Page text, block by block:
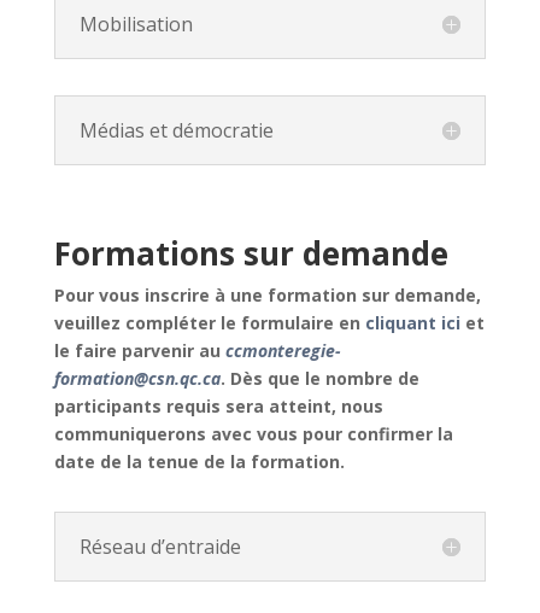
Mobilisation
Médias et démocratie
Formations sur demande
Pour vous inscrire à une formation sur demande,
veuillez compléter le formulaire en cliquant ici et
le faire parvenir au ccmonteregie-
formation@csn.qc.ca. Dès que le nombre de
participants requis sera atteint, nous
communiquerons avec vous pour confirmer la
date de la tenue de la formation.
Réseau d’entraide